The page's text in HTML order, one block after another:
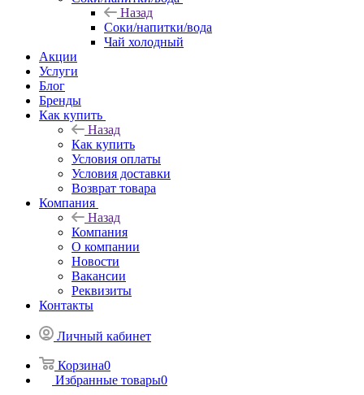
Назад
Соки/напитки/вода
Чай холодный
Акции
Услуги
Блог
Бренды
Как купить
Назад
Как купить
Условия оплаты
Условия доставки
Возврат товара
Компания
Назад
Компания
О компании
Новости
Вакансии
Реквизиты
Контакты
Личный кабинет
Корзина0
Избранные товары0